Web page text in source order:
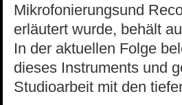
Mikrofonierungsund
erläutert wurde, behält
In der aktuellen Folge
dieses Instruments und
Studioarbeit mit den